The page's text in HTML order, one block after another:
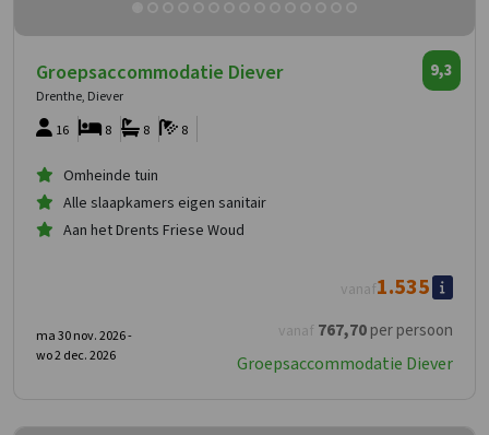
Groepsaccommodatie Diever
Drenthe, Diever
9,3
16 8
8
8
Omheinde tuin
Alle slaapkamers eigen sanitair
Aan het Drents Friese Woud
vanaf 767,70per persoon
vanaf1.535
ma 30 nov. 2026 -
wo 2 dec. 2026
Groepsaccommodatie Diever